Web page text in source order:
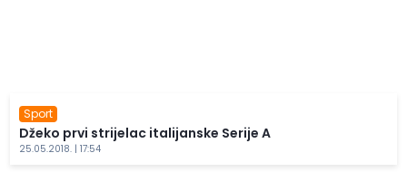
Sport
Džeko prvi strijelac italijanske Serije A
25.05.2018. | 17:54